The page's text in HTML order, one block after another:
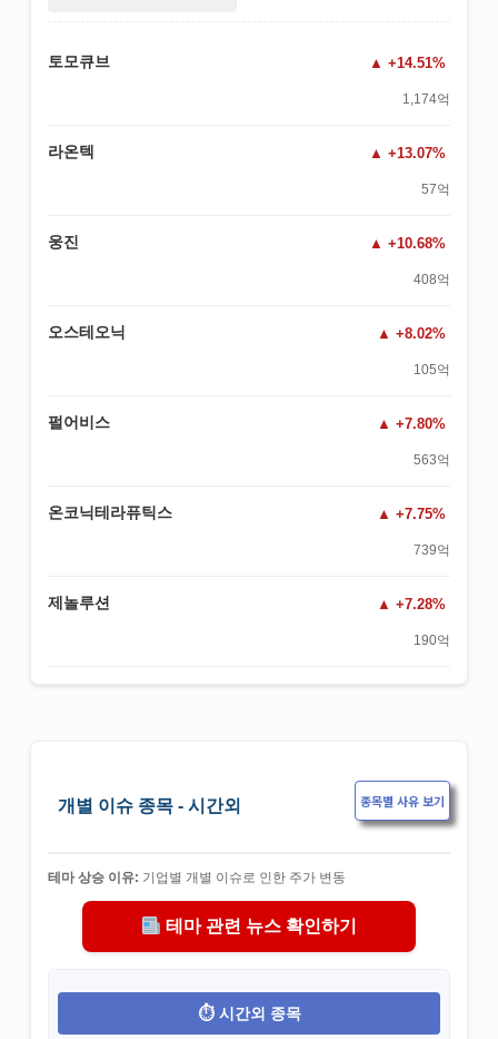
토모큐브 +14.51%
1,174억
라온텍 +13.07%
57억
웅진 +10.68%
408억
오스테오닉 +8.02%
105억
펄어비스 +7.80%
563억
온코닉테라퓨틱스 +7.75%
739억
제놀루션 +7.28%
190억
개별 이슈 종목 - 시간외 종목별 사유 보기
테마 상승 이유: 기업별 개별 이슈로 인한 주가 변동
테마 관련 뉴스 확인하기
시간외 종목